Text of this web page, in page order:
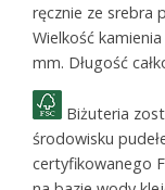
ręcznie ze srebra
Wielkość
mm. Długość
Biżuteria
środowisku
certyfikowanego